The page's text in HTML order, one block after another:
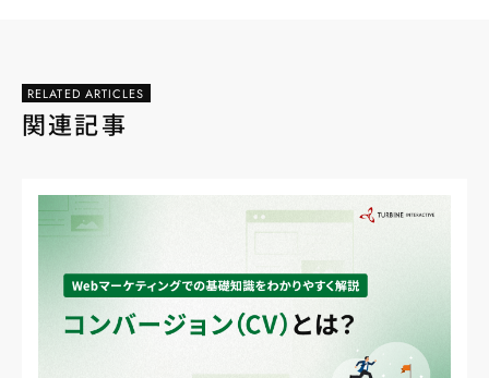
RELATED ARTICLES
関連記事